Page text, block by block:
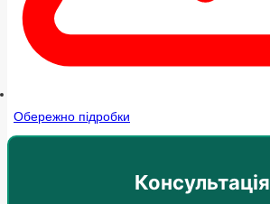
Обережно підробки
Консультація